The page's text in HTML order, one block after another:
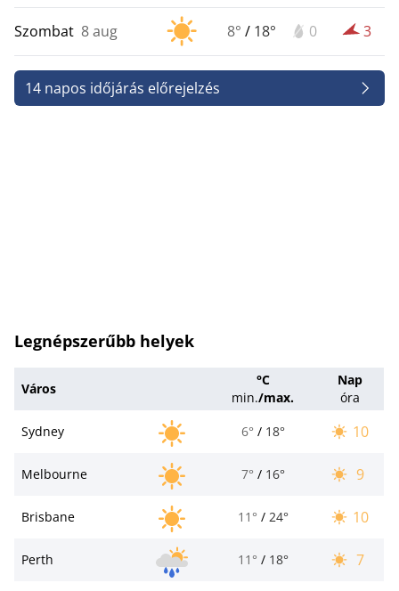
Szombat 8 aug 8° / 18° 0 3
14 napos időjárás előrejelzés
Legnépszerűbb helyek
Város
°C
min./max.
Nap
óra
Sydney
6° / 18° 10
Melbourne 7° / 16° 9
Brisbane 11° / 24° 10
Perth 11° / 18° 7